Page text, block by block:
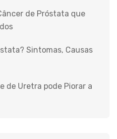
de Próstata que
Sintomas, Causas
de Uretra pode Piorar a